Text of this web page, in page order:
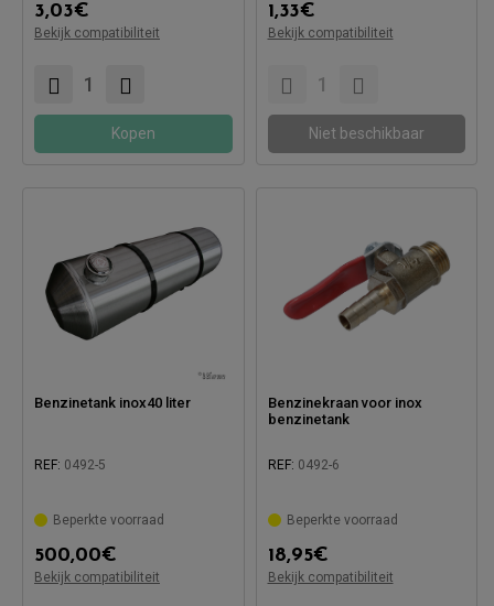
3,03€
Bekijk compatibiliteit
Compatibel met:
Kopen
1,33€
Bekijk compatibiliteit
Compatibel met:
Niet beschikbaar
Benzinetank inox40 liter
REF: 0492-5
Beperkte voorraad
500,00€
Bekijk compatibiliteit
Benzinekraan voor inox
benzinetank
REF: 0492-6
Beperkte voorraad
18,95€
Bekijk compatibiliteit